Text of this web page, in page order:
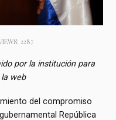
2287
por la institución para
web
del compromiso
República